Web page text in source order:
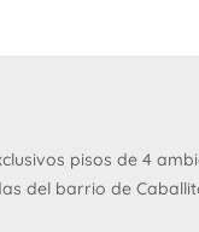
pisos de 4
del barrio de